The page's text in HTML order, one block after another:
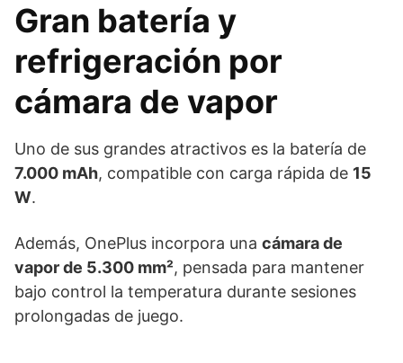
Gran batería y
refrigeración por
cámara de vapor
Uno de sus grandes atractivos es la batería de
7.000 mAh, compatible con carga rápida de 15
W.
Además, OnePlus incorpora una cámara de
vapor de 5.300 mm², pensada para mantener
bajo control la temperatura durante sesiones
prolongadas de juego.